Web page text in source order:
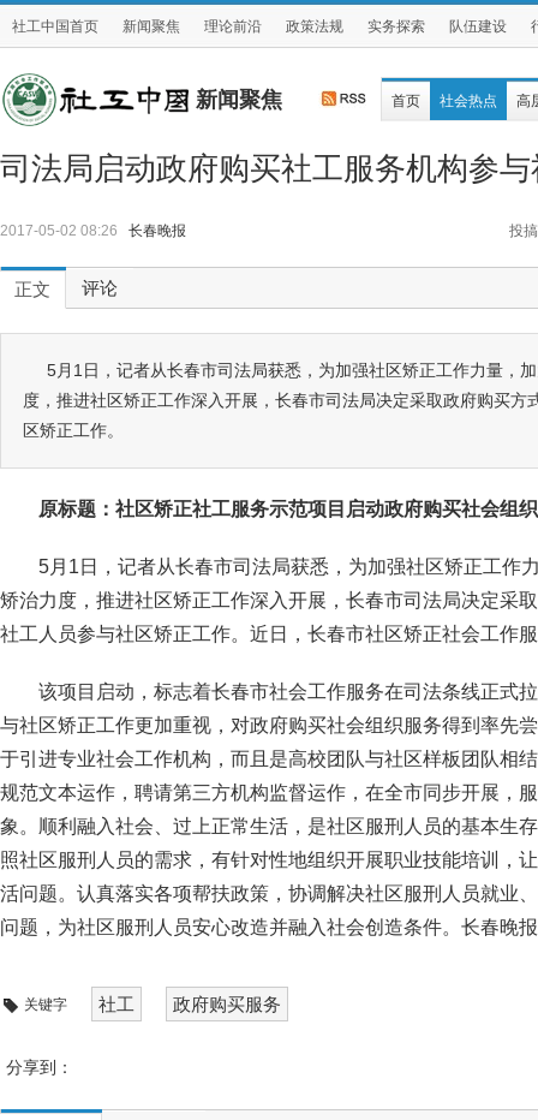
社工中国首页 新闻聚焦 理论前沿 政策法规 实务探索 队伍建设
新闻聚焦 首页 社会热点 高
司法局启动政府购买社工服务机构参
2017-05-02 08:26 长春晚报 投搞
正文 评论
5月1日，记者从长春市司法局获悉，为加强社区矫正工作力量，
度，推进社区矫正工作深入开展，长春市司法局决定采取政府购买方
区矫正工作。
原标题：社区矫正社工服务示范项目启动政府购买社会组
5月1日，记者从长春市司法局获悉，为加强社区矫正工作
矫治力度，推进社区矫正工作深入开展，长春市司法局决定采
社工人员参与社区矫正工作。近日，长春市社区矫正社会工作
该项目启动，标志着长春市社会工作服务在司法条线正式
与社区矫正工作更加重视，对政府购买社会组织服务得到率先
于引进专业社会工作机构，而且是高校团队与社区样板团队相
规范文本运作，聘请第三方机构监督运作，在全市同步开展，
象。顺利融入社会、过上正常生活，是社区服刑人员的基本生
照社区服刑人员的需求，有针对性地组织开展职业技能培训，
活问题。认真落实各项帮扶政策，协调解决社区服刑人员就业
问题，为社区服刑人员安心改造并融入社会创造条件。 长春晚
关键字 社工 政府购买服务
分享到：